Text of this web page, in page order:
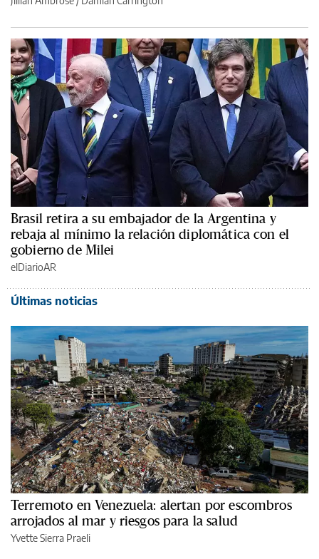
Brasil retira a su embajador de la Argentina y
rebaja al mínimo la relación diplomática con el
gobierno de Milei
elDiarioAR
Últimas noticias
Terremoto en Venezuela: alertan por escombros
arrojados al mar y riesgos para la salud
Yvette Sierra Praeli